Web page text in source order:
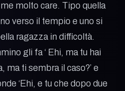
molto care. Tipo quella
verso il tempio e uno si
ragazza in difficoltà.
gli fa ‘ Ehi, ma tu hai
ma ti sembra il caso?’ e
‘Ehi, e tu che dopo due